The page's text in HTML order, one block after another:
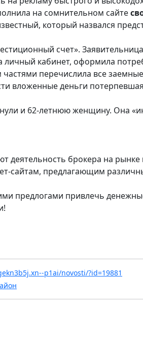
на сомнительном сайте
который назвался
счет».
кабинет, оформила
частями перечислила все
вложенные деньги
и 62-летнюю женщину. Она
деятельность брокера на
сайтам, предлагающим
предлогами привлечь
p1ai/novosti/?id=19881